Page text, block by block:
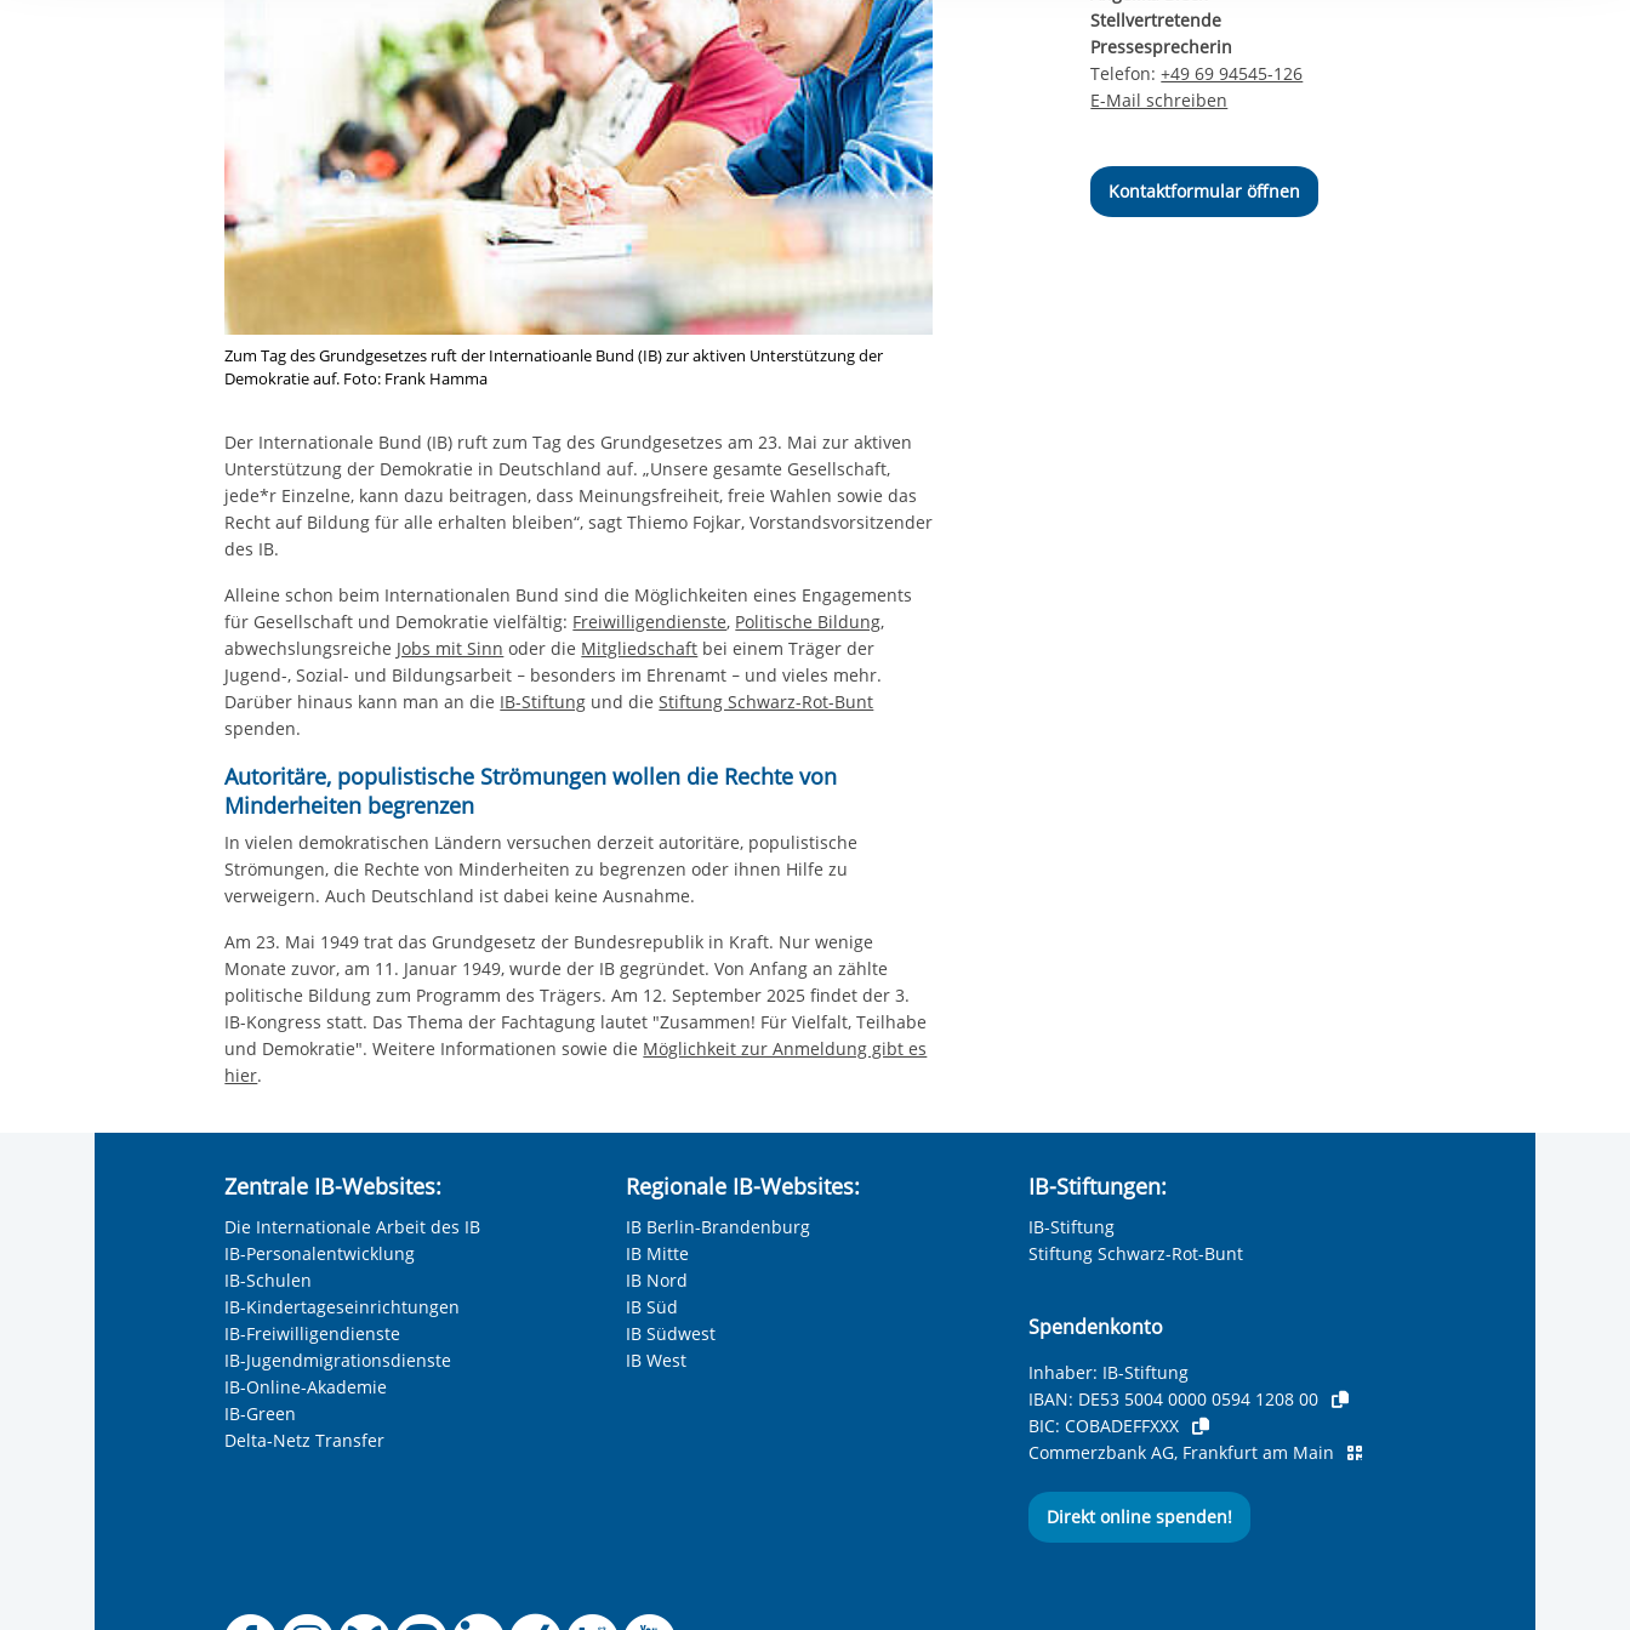
Ihre etwaige Einwilligung erstreckt sich nicht auf notwendige Cookies, die erforderlich zur Bereitstellung
der von Ihnen aufgerufenen und somit gewünschten Website-Funktionen sind. Diese Cookies setzen wir
aufgrund berechtigter Interessen und daher unabhängig von einer Einwilligung.
Zum Tag des Grundgesetzes ruft der Internatioanle Bund (IB) zur aktiven Unterstützung der
Demokratie auf. Foto: Frank Hamma
Der Internationale Bund (IB) ruft zum Tag des Grundgesetzes am 23. Mai zur aktiven
Unterstützung der Demokratie in Deutschland auf. „Unsere gesamte Gesellschaft,
jede*r Einzelne, kann dazu beitragen, dass Meinungsfreiheit, freie Wahlen sowie das
Recht auf Bildung für alle erhalten bleiben“, sagt Thiemo Fojkar, Vorstandsvorsitzender
des IB.
Alleine schon beim Internationalen Bund sind die Möglichkeiten eines Engagements
für Gesellschaft und Demokratie vielfältig: Freiwilligendienste, Politische Bildung,
abwechslungsreiche Jobs mit Sinn oder die Mitgliedschaft bei einem Träger der
Jugend-, Sozial- und Bildungsarbeit – besonders im Ehrenamt – und vieles mehr.
Darüber hinaus kann man an die IB-Stiftung und dieStiftung Schwarz-Rot-Bunt
spenden.
Autoritäre, populistische Strömungen wollen die Rechte von
Minderheiten begrenzen
In vielen demokratischen Ländern versuchen derzeit autoritäre, populistische
Strömungen, die Rechte von Minderheiten zu begrenzen oder ihnen Hilfe zu
verweigern. Auch Deutschland ist dabei keine Ausnahme.
Am 23. Mai 1949 trat das Grundgesetz der Bundesrepublik in Kraft. Nur wenige
Monate zuvor, am 11. Januar 1949, wurde der IB gegründet. Von Anfang an zählte
politische Bildung zum Programm des Trägers. Am 12. September 2025 findet der 3.
IB-Kongress statt. Das Thema der Fachtagung lautet "Zusammen! Für Vielfalt, Teilhabe
und Demokratie". Weitere Informationen sowie die Möglichkeit zur Anmeldung gibt es
hier.
Stellvertretende
Pressesprecherin
Telefon:+49 69 94545-126
E-Mail schreiben
Kontaktformular öffnen
Zentrale IB-Websites:
Die Internationale Arbeit des IB
IB-Personalentwicklung
IB-Schulen
IB-Kindertageseinrichtungen
IB-Freiwilligendienste
IB-Jugendmigrationsdienste
IB-Online-Akademie
IB-Green
Delta-Netz Transfer
Regionale IB-Websites:
IB Berlin-Brandenburg
IB Mitte
IB Nord
IB Süd
IB Südwest
IB West
IB-Stiftungen:
IB-Stiftung
Stiftung Schwarz-Rot-Bunt
Spendenkonto
Inhaber: IB-Stiftung
IBAN: DE53 5004 0000 0594 1208 00
BIC: COBADEFFXXX
Commerzbank AG, Frankfurt am Main
Direkt online spenden!